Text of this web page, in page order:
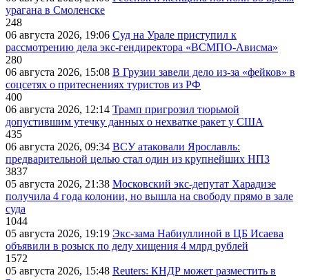
урагана в Смоленске
248
06 августа 2026, 19:06 Суд на Урале приступил к
рассмотрению дела экс-гендиректора «ВСМПО-Ависма»
280
06 августа 2026, 15:08 В Грузии завели дело из-за «фейков» в
соцсетях о притеснениях туристов из РФ
400
06 августа 2026, 12:14 Трамп пригрозил тюрьмой
допустившим утечку данных о нехватке ракет у США
435
06 августа 2026, 09:34 ВСУ атаковали Ярославль:
предварительной целью стал один из крупнейших НПЗ
3837
05 августа 2026, 21:38 Московский экс-депутат Харадизе
получила 4 года колонии, но вышла на свободу прямо в зале
суда
1044
05 августа 2026, 19:19 Экс-зама Набиуллиной в ЦБ Исаева
объявили в розыск по делу хищения 4 млрд рублей
1572
05 августа 2026, 15:48 Reuters: КНДР может разместить в